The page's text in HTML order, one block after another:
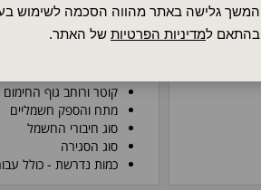
המשך גלישה באתר מהווה הסכמה לשימוש
בהתאם למדיניות הפרטיות של האתר.
ניתן להזמין במגוון אמצעי
(מותקן בתוך גליל), ברגי
לפירוט אמצעי הסגירה
קוטר ורוחב גוף החימום
מתח והספק חשמליים
סוג חיבורי החשמל
סוג הסגירה
כמות נדרשת - כולל